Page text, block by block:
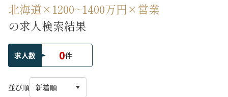
北海道×1200~1400万円×営業
の求人検索結果
求人数 0件
並び順